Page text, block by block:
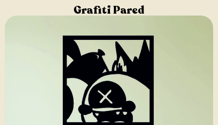
Grafiti Pared